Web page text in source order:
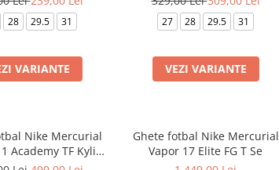
28 29.5 31
VARIANTE
27 28 29.5 31
VEZI VARIANTE
Nike Mercurial
Academy TF Kylian
Mbappé
Ghete fotbal Nike Mercurial
Vapor 17 Elite FG T Se